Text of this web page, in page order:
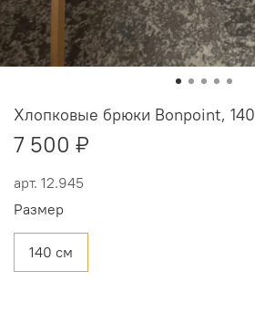
арт. 12.945
Хлопковые брюки Bonpoint, 140
7 500 ₽
Размер
140 см